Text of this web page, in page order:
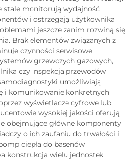
stale monitorują wydajność
i ostrzegają użytkownika
jeszcze zanim rozwiną się
Brak elementów związanych z
czynności serwisowe
grzewczych gazowych,
czy inspekcja przewodów
umożliwiają
i komunikowanie konkretnych
wyświetlacze cyfrowe lub
wysokiej jakości oferują
obejmujące główne komponenty
o ich zaufaniu do trwałości i
ciepła do basenów
konstrukcja wielu jednostek